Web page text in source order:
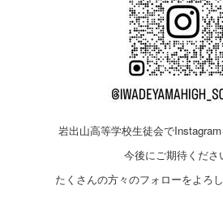
岩出山高等学校生徒会でInstagram
今後にご期待くださ
たくさんの方々のフォローをよろ